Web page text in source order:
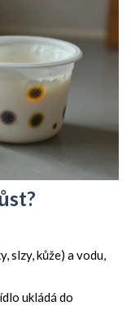
slzy, kůže) a vodu,
ukládá do